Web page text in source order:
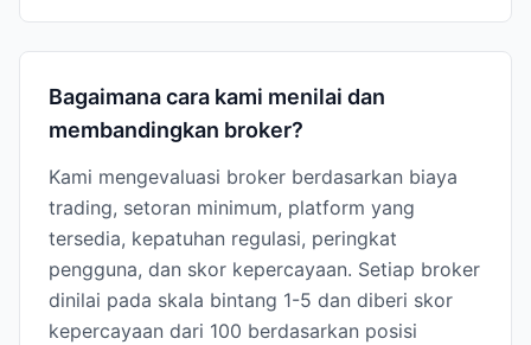
Bagaimana cara kami menilai dan
membandingkan broker?
Kami mengevaluasi broker berdasarkan biaya
trading, setoran minimum, platform yang
tersedia, kepatuhan regulasi, peringkat
pengguna, dan skor kepercayaan. Setiap broker
dinilai pada skala bintang 1-5 dan diberi skor
kepercayaan dari 100 berdasarkan posisi